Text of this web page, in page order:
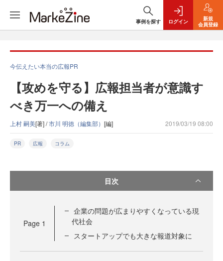
事例を探す ログイン
新規
会員登録
今伝えたい本当の広報PR
【攻めを守る】広報担当者が意識す
べき万一への備え
上村 嗣美[著] /市川 明徳（編集部） [編] 2019/03/19 08:00
PR 広報 コラム
目次
Page 1
企業の問題が広まりやすくなっている現
代社会
スタートアップでも大きな報道対象に